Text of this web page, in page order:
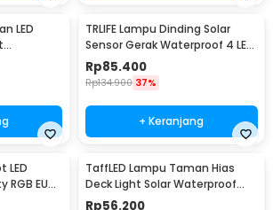
LED
White -
TRLIFE Lampu Dinding Solar
Sensor Gerak Waterproof 4 LED
Cool White 4W - K7004
Rp85.400
Rp134.900 37%
+ Keranjang
LED
EU
TaffLED Lampu Taman Hias
Deck Light Solar Waterproof
Warm White 8 PCS - L20
Rp56.200